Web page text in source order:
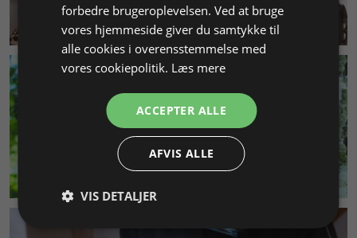
KUNDESERVICE
MILJØ & BÆREDYGTIGHED
forbedre brugeroplevelsen. Ved at bruge
vores hjemmeside giver du samtykke til
alle cookies i overensstemmelse med
vores cookiepolitik. Læs mere
ACCEPTER ALLE
AFVIS ALLE
VIS DETALJER